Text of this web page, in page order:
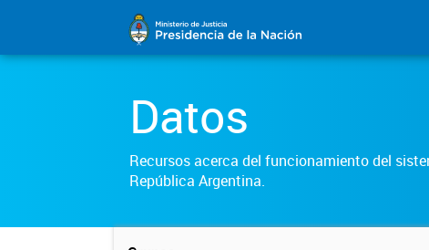
Datos
Recursos acerca del funcionamiento del
República Argentina.